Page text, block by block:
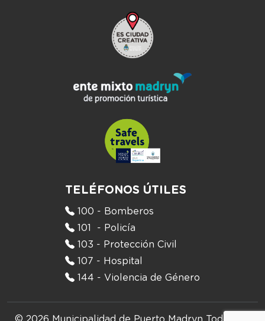
TELÉFONOS ÚTILES
100 - Bomberos
101 - Policía
103 - Protección Civil
107 - Hospital
144 - Violencia de Género